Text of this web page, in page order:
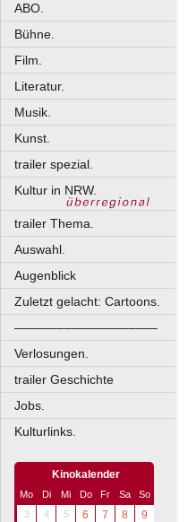
ABO.
Bühne.
Film.
Literatur.
Musik.
Kunst.
trailer spezial.
Kultur in NRW.
trailer Thema.
Auswahl.
Augenblick
Zuletzt gelacht: Cartoons.
––––––––––––––––––––
Verlosungen.
trailer Geschichte
Jobs.
Kulturlinks.
Kinokalender
Mo Di Mi Do Fr Sa
So
3
4 5 6 7 8
9